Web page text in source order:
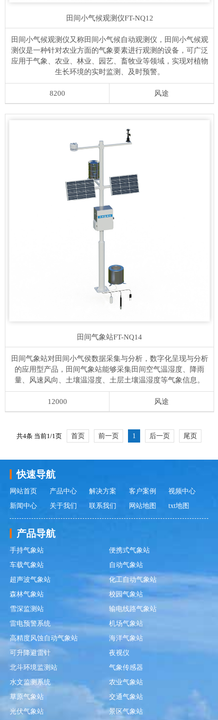
田间小气候观测仪FT-NQ12
田间小气候观测仪又称田间小气候自动观测仪，田间小气候观
测仪是一种针对农业方面的气象要素进行观测的设备，可广泛
应用于气象、农业、林业、园艺、畜牧业等领域，实现对植物
生长环境的实时监测、及时预警。
8200 风途
田间气象站FT-NQ14
田间气象站对田间小气侯数据采集与分析，数字化呈现与分析
的应用型产品，田间气象站能够采集田间空气温湿度、降雨
量、风速风向、土壤温湿度、土层土壤温湿度等气象信息。
12000 风途
共4条 当前1/1页 首页 前一页 1 后一页 尾页
快速导航
网站首页 产品中心 解决方案 客户案例
视频中心
新闻中心
关于我们 联系我们 网站地图 txt地图
产品导航
手持气象站
便携式气象站
车载气象站
自动气象站
超声波气象站
化工自动气象站
森林气象站
校园气象站
雪深监测站
输电线路气象站
雷电预警系统
机场气象站
高精度风蚀自动气象站
海洋气象站
可升降避雷针
夜视仪
北斗环境监测站
气象传感器
水文监测系统
农业气象站
草原气象站
交通气象站
光伏气象站
景区气象站